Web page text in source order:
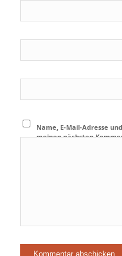
Name, E-Mail-Adresse
meinen nächsten